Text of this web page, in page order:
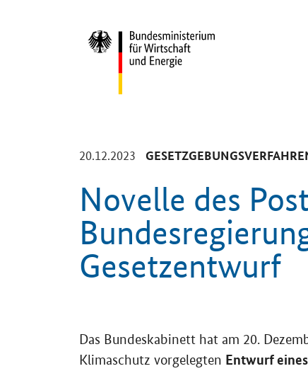
20.12.2023 -
Novelle des
Gesetzentwurf
Das Bundeskabinett hat am 20.
Klimaschutz vorgelegten Entwurf